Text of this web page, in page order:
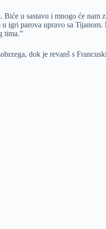
u sastavu i mnogo će nam
parova upravo sa
tima.”
dok je revanš s